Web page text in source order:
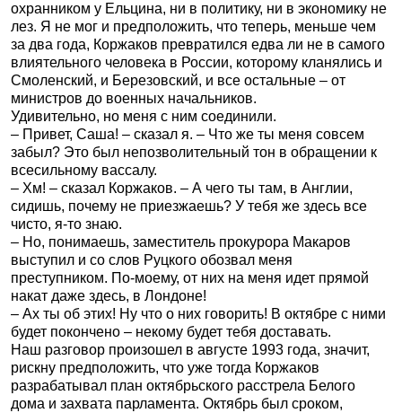
охранником у Ельцина, ни в политику, ни в экономику не
лез. Я не мог и предположить, что теперь, меньше чем
за два года, Коржаков превратился едва ли не в самого
влиятельного человека в России, которому кланялись и
Смоленский, и Березовский, и все остальные – от
министров до военных начальников.
Удивительно, но меня с ним соединили.
– Привет, Саша! – сказал я. – Что же ты меня совсем
забыл? Это был непозволительный тон в обращении к
всесильному вассалу.
– Хм! – сказал Коржаков. – А чего ты там, в Англии,
сидишь, почему не приезжаешь? У тебя же здесь все
чисто, я-то знаю.
– Но, понимаешь, заместитель прокурора Макаров
выступил и со слов Руцкого обозвал меня
преступником. По-моему, от них на меня идет прямой
накат даже здесь, в Лондоне!
– Ах ты об этих! Ну что о них говорить! В октябре с ними
будет покончено – некому будет тебя доставать.
Наш разговор произошел в августе 1993 года, значит,
рискну предположить, что уже тогда Коржаков
разрабатывал план октябрьского расстрела Белого
дома и захвата парламента. Октябрь был сроком,